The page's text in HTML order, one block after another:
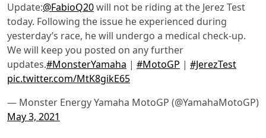
Update:@FabioQ20will not be riding at the Jerez Test
today. Following the issue he experienced during
yesterday’s race, he will undergo a medical check-up.
We will keep you posted on any further
updates.#MonsterYamaha | #MotoGP | #JerezTest
pic.twitter.com/MtK8gikE65
— Monster Energy Yamaha MotoGP (@YamahaMotoGP)
May 3, 2021